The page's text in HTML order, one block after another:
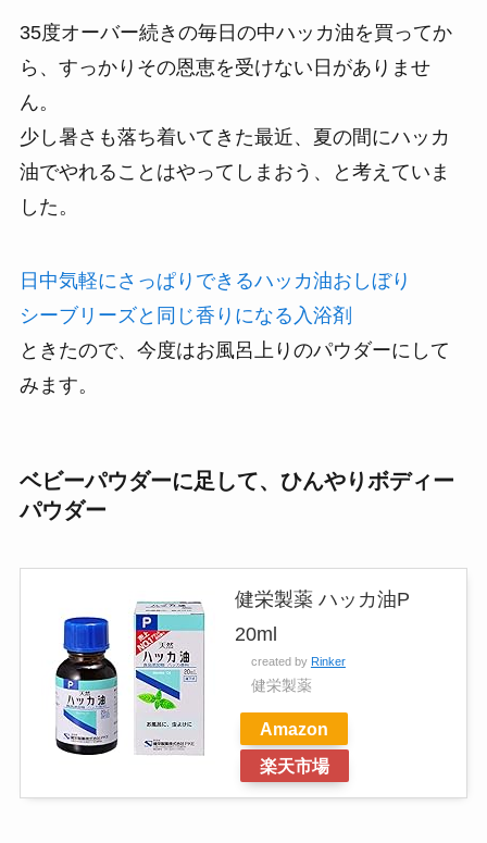
35度オーバー続きの毎日の中ハッカ油を買ってか
ら、すっかりその恩恵を受けない日がありませ
ん。
少し暑さも落ち着いてきた最近、夏の間にハッカ
油でやれることはやってしまおう、と考えていま
した。
日中気軽にさっぱりできるハッカ油おしぼり
シーブリーズと同じ香りになる入浴剤
ときたので、今度はお風呂上りのパウダーにして
みます。
ベビーパウダーに足して、ひんやりボディー
パウダー
健栄製薬 ハッカ油P
20ml
created by Rinker
健栄製薬
Amazon
楽天市場